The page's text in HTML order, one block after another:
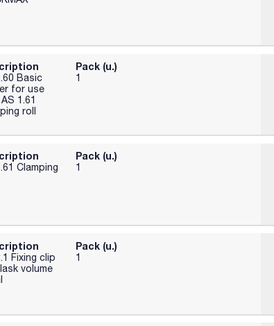
Basic
for use
1.61
roll
Pack (u.)
1
Clamping
Pack (u.)
1
Fixing clip
volume
Pack (u.)
1